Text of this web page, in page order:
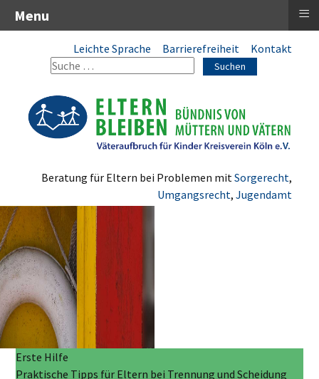
Leichte Sprache Barrierefreiheit Kontakt
Suchen
Beratung für Eltern bei Problemen mit Sorgerecht,
Umgangsrecht, Jugendamt
Erste Hilfe
Praktische Tipps für Eltern bei Trennung und Scheidung
Menu ≡